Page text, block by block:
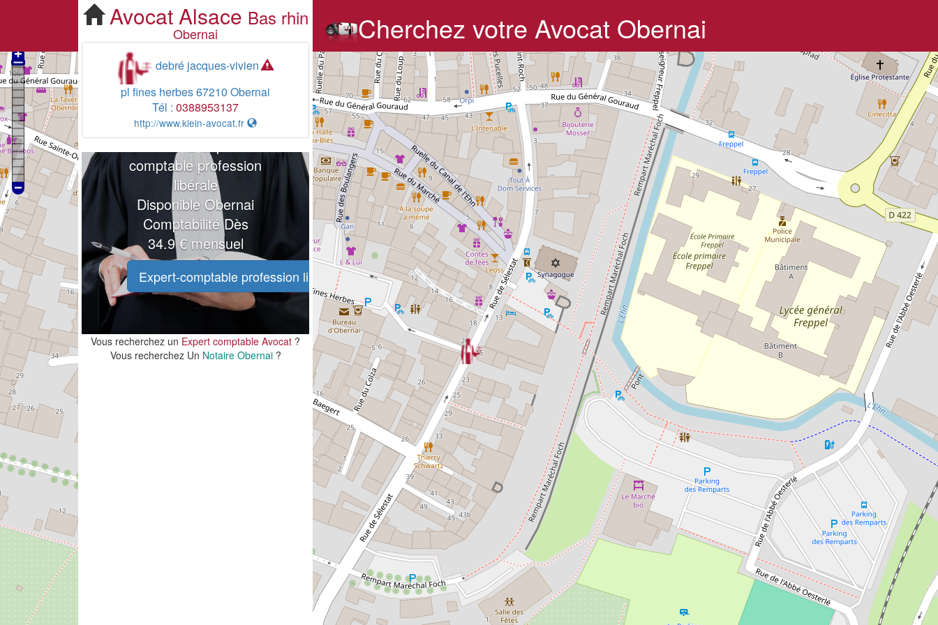
Cherchez votre Avocat Obernai
AvocatAlsace Bas rhin
Obernai
debré jacques-vivien
pl fines herbes67210 Obernai
Tél : 0388953137
http://www.klein-avocat.fr
Logiciel expert-
comptable profession
libérale, récupération
bancaire automatique
journalière
Vous recherchez un Expert comptable Avocat ?
Vous recherchez Un Notaire Obernai ?